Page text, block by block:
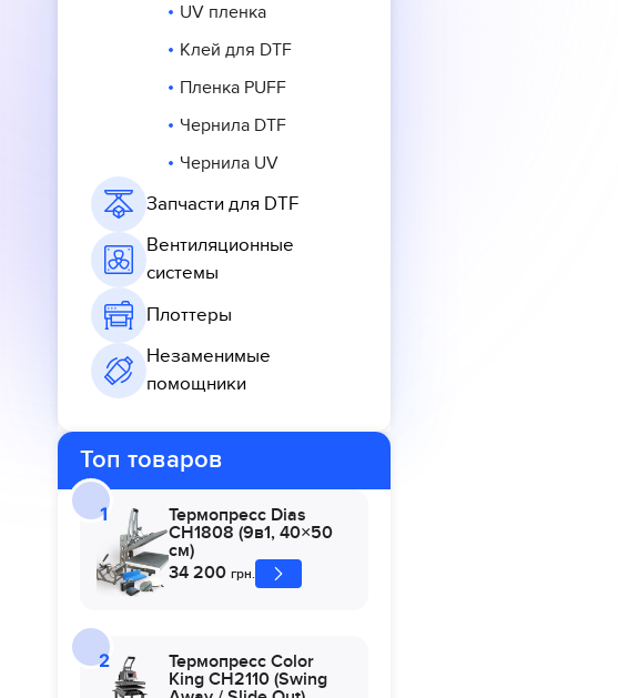
UV пленка
Клей для DTF
Пленка PUFF
Чернила DTF
Чернила UV
Запчасти для DTF
Вентиляционные
системы
Плоттеры
Незаменимые
помощники
Топ товаров
Термопресс Dias
CH1808 (9в1, 40×50
см)
34 200 грн.
Термопресс Color
King CH2110 (Swing